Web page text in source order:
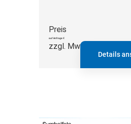
Preis
auf Anfrage €
zzgl. MwSt.
Details